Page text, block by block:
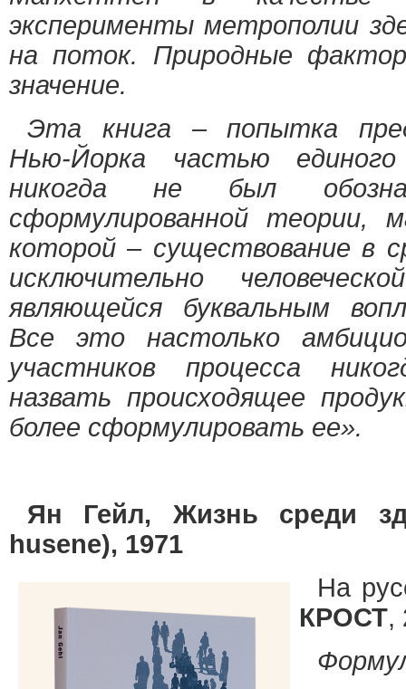
эксперименты метрополии
на поток. Природные
значение.
Эта книга – попытка
Нью-Йорка частью
никогда не был
сформулированной теории,
которой – существование в
исключительно
являющейся буквальным
Все это настолько
участников процесса
назвать происходящее
более сформулировать ее».
Ян Гейл, Жизнь среди
husene), 1971
На
КРОСТ,